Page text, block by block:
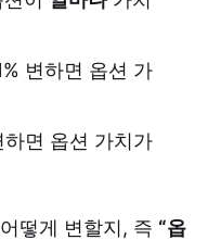
변하면 옵션 가
면 옵션 가치가
떻게 변할지, 즉 “옵